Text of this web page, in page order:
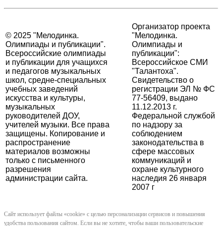
© 2025 "Мелодинка.
Олимпиады и публикации".
Всероссийские олимпиады
и публикации для учащихся
и педагогов музыкальных
школ, средне-специальных
учебных заведений
искусства и культуры,
музыкальных
руководителей ДОУ,
учителей музыки. Все права
защищены. Копирование и
распространение
материалов возможны
только с письменного
разрешения
администрации сайта.
Организатор проекта
"Мелодинка.
Олимпиады и
публикации":
Всероссийское СМИ
"Талантоха".
Свидетельство о
регистрации ЭЛ № ФС
77-56409, выдано
11.12.2013 г.
Федеральной службой
по надзору за
соблюдением
законодательства в
сфере массовых
коммуникаций и
охране культурного
наследия 26 января
2007 г
Сайт использует файлы «cookie» с целью персонализации сервисов и повышения
удобства пользования сайтом. Если вы не хотите, чтобы ваши пользовательские